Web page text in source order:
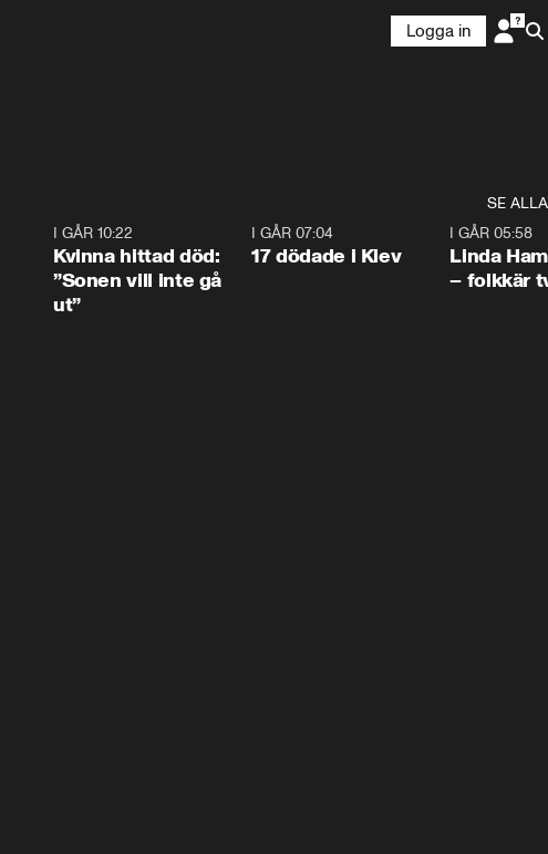
Logga in
SE ALLA
I GÅR 10:22
Kvinna hittad död:
”Sonen vill inte gå
ut”
I GÅR 07:04
17 dödade i Kiev
I GÅR 05:58
Linda
– folkkär